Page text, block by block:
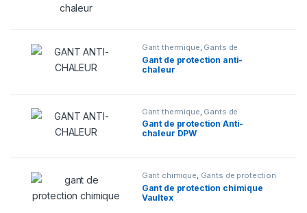
Gant thermique, Gants de
protection
Gant de protection anti-
chaleur
Gant thermique Gants de
protection Mains
Gant de protection Anti-
chaleur DPW
Gant chimique, Gants de protection
Gant de protection chimique
Vaultex